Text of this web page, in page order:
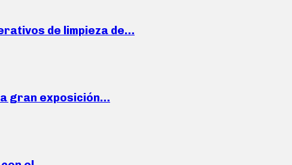
de limpieza de…
gran exposición…